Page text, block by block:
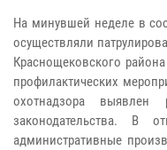
На минувшей неделе в
осуществляли
Краснощековского
профилактических
охотнадзора выявлен
законодательства. В
административные